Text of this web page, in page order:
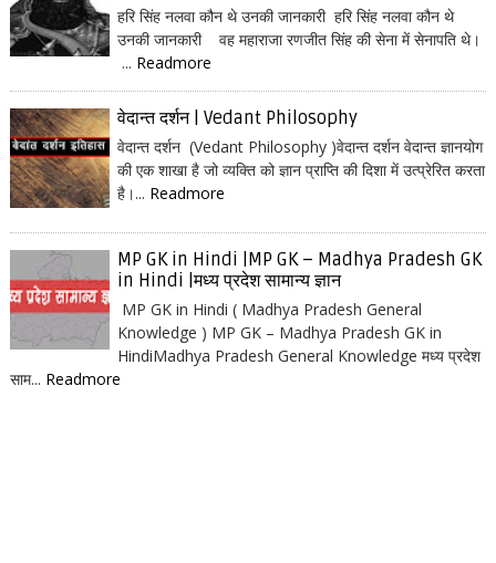
हरि सिंह नलवा कौन थे उनकी जानकारी हरि सिंह नलवा कौन थे
उनकी जानकारी वह महाराजा रणजीत सिंह की सेना में सेनापति थे।
... Readmore
वेदान्त दर्शन | Vedant Philosophy
वेदान्त दर्शन (Vedant Philosophy )वेदान्त दर्शन वेदान्त ज्ञानयोग
की एक शाखा है जो व्यक्ति को ज्ञान प्राप्ति की दिशा में उत्प्रेरित करता
है।... Readmore
MP GK in Hindi |MP GK – Madhya Pradesh GK
in Hindi |मध्य प्रदेश सामान्य ज्ञान
MP GK in Hindi ( Madhya Pradesh General
Knowledge ) MP GK – Madhya Pradesh GK in
HindiMadhya Pradesh General Knowledge मध्य प्रदेश
साम... Readmore